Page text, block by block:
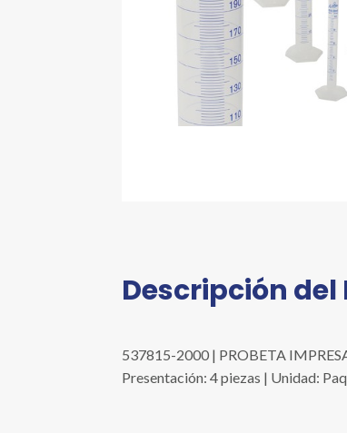
Descripción
537815-2000 | PROBETA
Presentación: 4 piezas | Unidad: